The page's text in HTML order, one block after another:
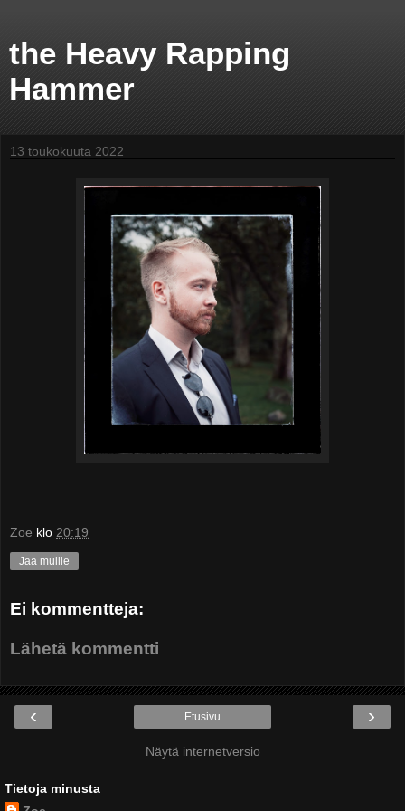
the Heavy Rapping
Hammer
13 toukokuuta 2022
Zoe klo 20:19
Jaa muille
Ei kommentteja:
Lähetä kommentti
‹ ›
Etusivu
Näytä internetversio
Tietoja minusta